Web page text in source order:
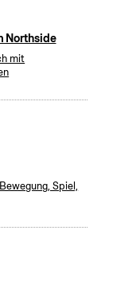
Northside
mit
Spiel,